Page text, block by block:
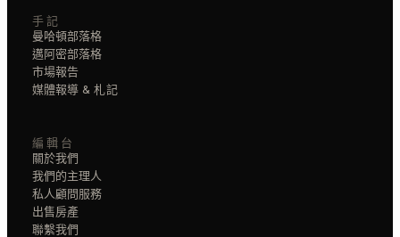
手記
曼哈頓部落格
邁阿密部落格
市場報告
媒體報導 & 札記
編輯台
關於我們
我們的主理人
私人顧問服務
出售房產
聯繫我們